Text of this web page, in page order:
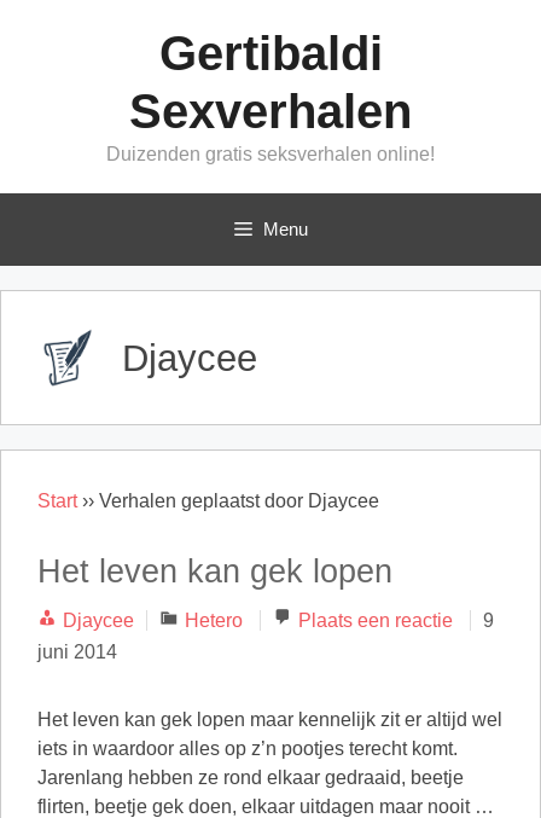
Gertibaldi
Sexverhalen
Duizenden gratis seksverhalen online!
Menu
Djaycee
Start›› Verhalen geplaatst door Djaycee
Het leven kan gek lopen
Djaycee Categorieën
Hetero Plaats een reactie
9
juni 2014
Het leven kan gek lopen maar kennelijk zit er altijd wel
iets in waardoor alles op z’n pootjes terecht komt.
Jarenlang hebben ze rond elkaar gedraaid, beetje
flirten, beetje gek doen, elkaar uitdagen maar nooit …